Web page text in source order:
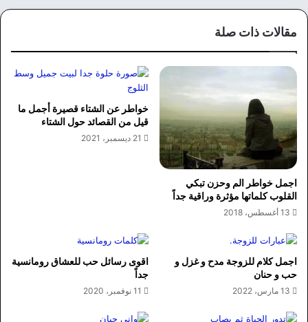
مقالات ذات صلة
اجمل خواطر الم وحزن تبكي
القلوب كلماتها مؤثرة وراقية جداً
13 أغسطس، 2018
خواطر عن الشتاء قصيرة أجمل ما
قيل من القصائد حول الشتاء
21 ديسمبر، 2021
اجمل كلام للزوجة مدح و غزل و
حب و حنان
13 مارس، 2022
اقوى رسائل حب للعشاق رومانسية
جداً
11 نوفمبر، 2020